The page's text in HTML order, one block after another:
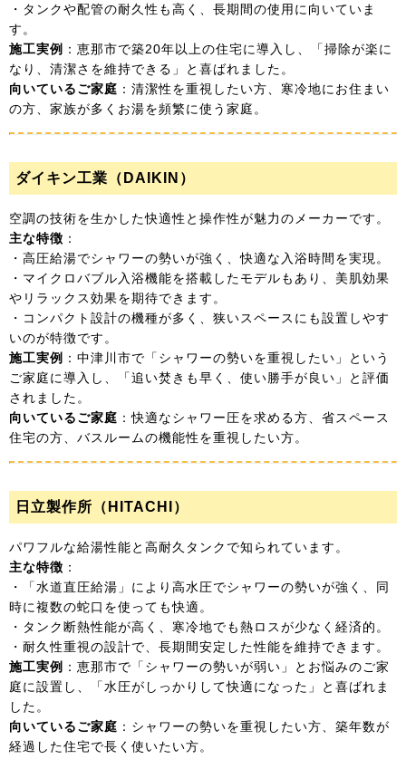
・タンクや配管の耐久性も高く、長期間の使用に向いていま
す。
施工実例 ：恵那市で築20年以上の住宅に導入し、「掃除が楽に
なり、清潔さを維持できる」と喜ばれました。
向いているご家庭 ：清潔性を重視したい方、寒冷地にお住まい
の方、家族が多くお湯を頻繁に使う家庭。
ダイキン工業（DAIKIN）
空調の技術を生かした快適性と操作性が魅力のメーカーです。
主な特徴 ：
・高圧給湯でシャワーの勢いが強く、快適な入浴時間を実現。
・マイクロバブル入浴機能を搭載したモデルもあり、美肌効果
やリラックス効果を期待できます。
・コンパクト設計の機種が多く、狭いスペースにも設置しやす
いのが特徴です。
施工実例 ：中津川市で「シャワーの勢いを重視したい」という
ご家庭に導入し、「追い焚きも早く、使い勝手が良い」と評価
されました。
向いているご家庭 ：快適なシャワー圧を求める方、省スペース
住宅の方、バスルームの機能性を重視したい方。
日立製作所（HITACHI）
パワフルな給湯性能と高耐久タンクで知られています。
主な特徴 ：
・「水道直圧給湯」により高水圧でシャワーの勢いが強く、同
時に複数の蛇口を使っても快適。
・タンク断熱性能が高く、寒冷地でも熱ロスが少なく経済的。
・耐久性重視の設計で、長期間安定した性能を維持できます。
施工実例 ：恵那市で「シャワーの勢いが弱い」とお悩みのご家
庭に設置し、「水圧がしっかりして快適になった」と喜ばれま
した。
向いているご家庭 ：シャワーの勢いを重視したい方、築年数が
経過した住宅で長く使いたい方。